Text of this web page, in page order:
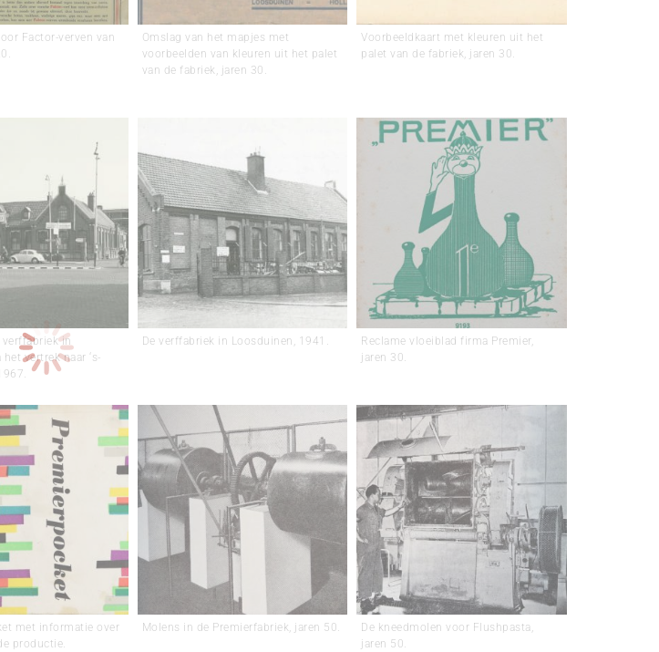
Factor-verven van
Omslag van het mapjes met
voorbeelden van kleuren uit het palet
van de fabriek, jaren 30.
Voorbeeldkaart met kleuren uit het
palet van de fabriek, jaren 30.
verffabriek in
vertrek naar ‘s-
De verffabriek in Loosduinen, 1941.
Reclame vloeiblad firma Premier,
jaren 30.
met informatie over
productie.
Molens in de Premierfabriek, jaren 50.
De kneedmolen voor Flushpasta,
jaren 50.